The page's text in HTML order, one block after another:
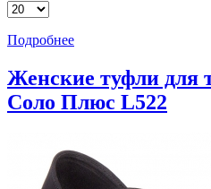
Подробнее
Женские туфли для
Соло Плюс L522